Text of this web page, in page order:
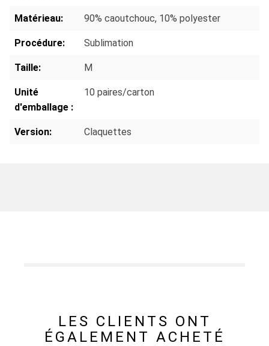
Matérieau: 90% caoutchouc, 10% polyester
Procédure: Sublimation
Taille: M
Unité
d'emballage :
10 paires/carton
Version: Claquettes
LES CLIENTS ONT
ÉGALEMENT ACHETÉ